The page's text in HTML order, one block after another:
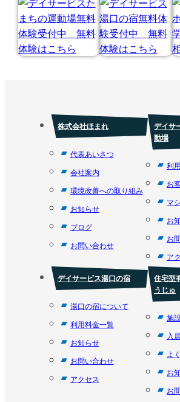
株式会社ほまれ
代表あいさつ
会社案内
環境改善への取り組み
お知らせ
ブログ
お問い合わせ
デイサ
動場
利
お
マ
お
お
ア
デイサービス湯口の宿
湯口の宿について
利用料金一覧
お知らせ
お問い合わせ
アクセス
住宅型
うじゅ
施
入
よ
お
お